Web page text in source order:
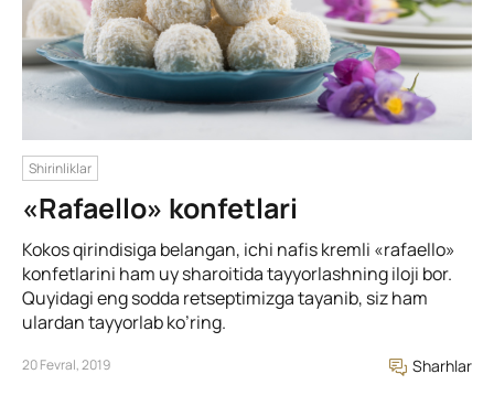
Shirinliklar
«Rafaello» konfetlari
Kokos qirindisiga belangan, ichi nafis kremli «rafaello»
konfetlarini ham uy sharoitida tayyorlashning iloji bor.
Quyidagi eng sodda retseptimizga tayanib, siz ham
ulardan tayyorlab ko’ring.
20 Fevral, 2019 Sharhlar